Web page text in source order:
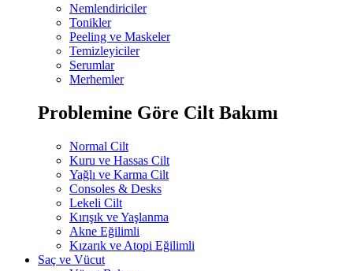
Nemlendiriciler
Tonikler
Peeling ve Maskeler
Temizleyiciler
Serumlar
Merhemler
Problemine Göre Cilt Bakımı
Normal Cilt
Kuru ve Hassas Cilt
Yağlı ve Karma Cilt
Consoles & Desks
Lekeli Cilt
Kırışık ve Yaşlanma
Akne Eğilimli
Kızarık ve Atopi Eğilimli
Saç ve Vücut